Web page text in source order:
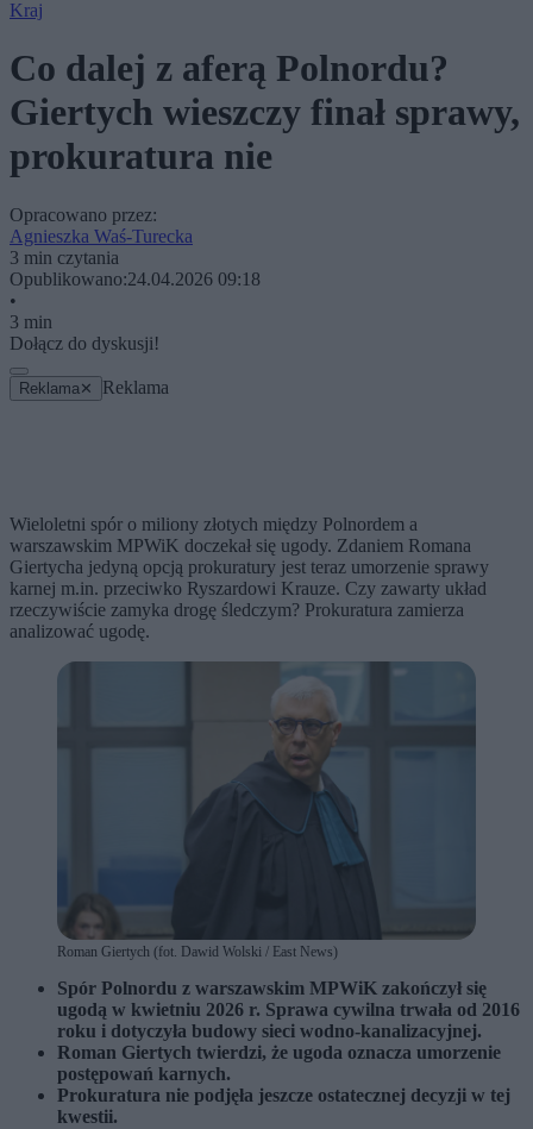
Kraj
Co dalej z aferą Polnordu?
Giertych wieszczy finał sprawy,
prokuratura nie
Opracowano przez:
Agnieszka Waś-Turecka
3 min czytania
Opublikowano:24.04.2026 09:18
•
3 min
Dołącz do dyskusji!
Reklama ✕ Reklama
Wieloletni spór o miliony złotych między Polnordem a
warszawskim MPWiK doczekał się ugody. Zdaniem Romana
Giertycha jedyną opcją prokuratury jest teraz umorzenie sprawy
karnej m.in. przeciwko Ryszardowi Krauze. Czy zawarty układ
rzeczywiście zamyka drogę śledczym? Prokuratura zamierza
analizować ugodę.
Roman Giertych (fot. Dawid Wolski / East News)
Spór Polnordu z warszawskim MPWiK zakończył się
ugodą w kwietniu 2026 r. Sprawa cywilna trwała od 2016
roku i dotyczyła budowy sieci wodno-kanalizacyjnej.
Roman Giertych twierdzi, że ugoda oznacza umorzenie
postępowań karnych.
Prokuratura nie podjęła jeszcze ostatecznej decyzji w tej
kwestii.